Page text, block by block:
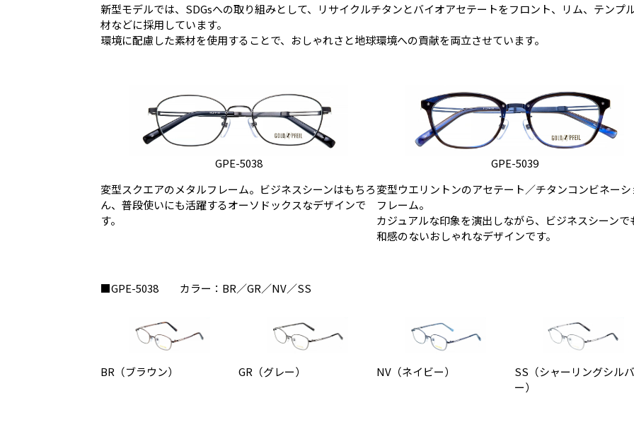
新型モデルでは、SDGsへの取り組みとして、リサイクルチタンとバイオアセテートをフロント、リム、テンプ
材などに採用しています。
環境に配慮した素材を使用することで、おしゃれさと地球環境への貢献を両立させています。
GPE-5038
変型スクエアのメタルフレーム。ビジネスシーンはもちろ
ん、普段使いにも活躍するオーソドックスなデザインで
す。
GPE-5039
変型ウエリントンのアセテート／チタンコンビネーシ
フレーム。
カジュアルな印象を演出しながら、ビジネスシーンで
和感のないおしゃれなデザインです。
■GPE-5038 カラー：BR／GR／NV／SS
BR（ブラウン） GR（グレー） NV（ネイビー）
SS（シャーリングシルバ
ー）